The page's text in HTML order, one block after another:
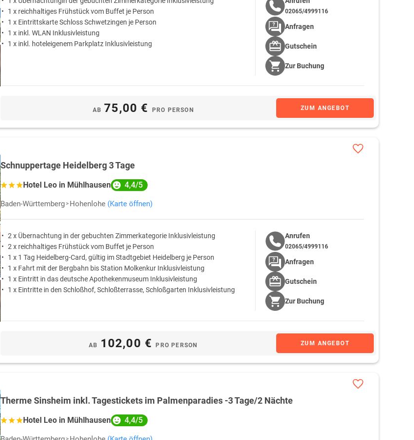
1 x reichhaltiges Frühstück vom Buffet je Person
1 x Eintrittskarte Schloss Schwetzingen je Person
1 x inkl. WLAN Inklusivleistung
1 x inkl. hoteleigenem Parkplatz Inklusivleistung
AB 75,00 € PRO PERSON ZUM ANGEBOT
02065/4999116
Anfragen
Gutschein
Zur Buchung
Schnuppertage Heidelberg 3 Tage
Hotel Leo in Mühlhausen 4,4/5
Baden-Württemberg Hohenlohe (Karte öffnen)
2 x Übernachtung in der gebuchten Zimmerkategorie Inklusivleistung
2 x reichhaltiges Frühstück vom Buffet je Person
1 x 1 Tag Heidelberg-Card, gültig im Stadtgebiet Heidelberg je Person
1 x Fahrt mit der Bergbahn bis Station Molkenkur Inklusivleistung
1 x Eintritt in das deutsche Apothekenmuseum Inklusivleistung
1 x Eintritte in den Schloßhof, Schloßterrasse, Schloßgarten Inklusivleistung
AB 102,00 €PRO PERSON ZUM ANGEBOT
Anrufen
02065/4999116
Anfragen
Gutschein
Zur Buchung
Therme Sinsheim inkl. Tagestickets im Palmenparadies -3 Tage/2 Nächte
Hotel Leo in Mühlhausen 4,4/5